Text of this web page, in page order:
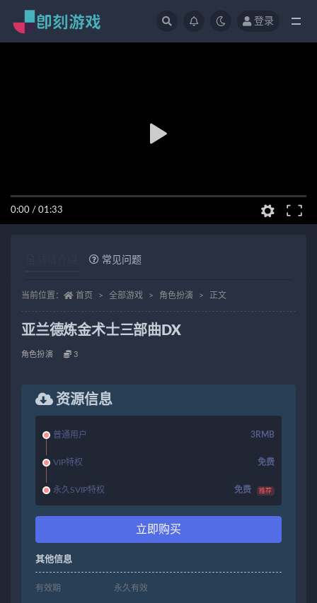
登录
0:00 / 01:33
常见问题
当前位置： 首页 全部游戏 角色扮演 正文
亚兰德炼金术士三部曲DX
角色扮演 3
资源信息
普通用户 3RMB
VIP特权 免费
永久SVIP特权 免费 推荐
立即购买
其他信息
有效期 永久有效